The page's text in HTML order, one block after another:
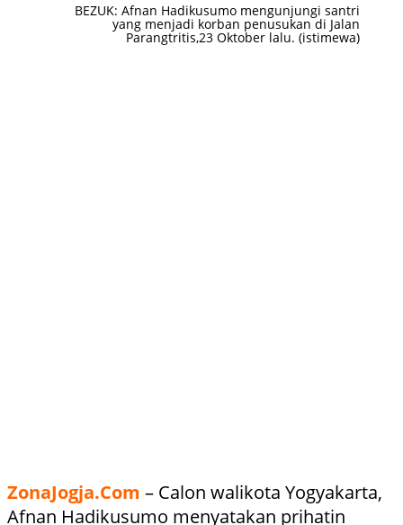
BEZUK: Afnan Hadikusumo mengunjungi santri
yang menjadi korban penusukan di Jalan
Parangtritis,23 Oktober lalu. (istimewa)
ZonaJogja.Com – Calon walikota Yogyakarta,
Afnan Hadikusumo menyatakan prihatin